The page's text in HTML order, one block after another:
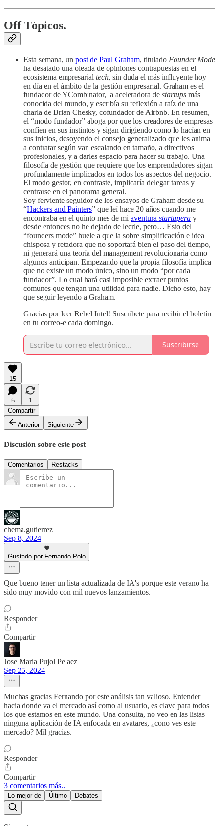
Off Tópicos.
Esta semana, un post de Paul Graham, titulado Founder Mode
ha desatado una oleada de opiniones contrapuestas en el
ecosistema empresarial tech, sin duda el más influyente hoy
en día en el ámbito de la gestión empresarial. Graham es el
fundador de YCombinator, la aceleradora de startups más
conocida del mundo, y escribía su reflexión a raíz de una
charla de Brian Chesky, cofundador de Airbnb. En resumen,
el “modo fundador” aboga por que los creadores de empresas
confíen en sus instintos y sigan dirigiendo como lo hacían en
sus inicios, desoyendo el consejo generalizado que les anima
a contratar según van escalando en tamaño, a directivos
profesionales, y a darles espacio para hacer su trabajo. Una
filosofía de gestión que requiere que los emprendedores sigan
profundamente implicados en todos los aspectos del negocio.
El modo gestor, en contraste, implicaría delegar tareas y
centrarse en el panorama general.
Soy ferviente seguidor de los ensayos de Graham desde su
“Hackers and Painters” que leí hace 20 años cuando me
encontraba en el quinto mes de mi aventura startupera y
desde entonces no he dejado de leerle, pero… Esto del
“founders mode” huele a que la sobre simplificación e idea
chisposa y retadora que no soportará bien el paso del tiempo,
ni generará una teoría del management revolucionaria como
algunos anticipan. Empezando que la propia filosofía implica
que no existe un modo único, sino un modo “por cada
fundador”. Lo cual hará casi imposible extraer puntos
comunes que tengan una utilidad para nadie. Dicho esto, hay
que seguir leyendo a Graham.
Gracias por leer Rebel Intel! Suscríbete para recibir el boletín
en tu correo-e cada domingo.
Suscribirse
15
5
1
Compartir
Anterior
Siguiente
Discusión sobre este post
Comentarios Restacks
chema.gutierrez
Sep 8, 2024
Gustado por Fernando Polo
Que bueno tener un lista actualizada de IA's porque este verano ha
sido muy movido con mil nuevos lanzamientos.
Responder
Compartir
Jose Maria Pujol Pelaez
Sep 25, 2024
Muchas gracias Fernando por este análisis tan valioso. Entender
hacia donde va el mercado así como al usuario, es clave para todos
los que estamos en este mundo. Una consulta, no veo en las listas
ninguna aplicación de IA enfocada en avatares, ¿cono ves este
mercado? Mil gracias.
Responder
Compartir
3 comentarios más...
Lo mejor de Último Debates